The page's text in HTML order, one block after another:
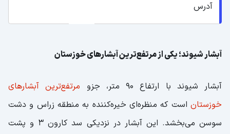
آدرس
آبشار شیوند؛ یکی از مرتفع‌ترین آبشارهای خوزستان
آبشار شیوند با ارتفاع 90 متر، جزو
مرتفع‌ترین آبشارهای
خوزستان است که منظره‌ای خیره‌کننده به منطقه زراس و دشت
سوسن می‌بخشد. این آبشار در نزدیکی سد کارون 3 و پشت